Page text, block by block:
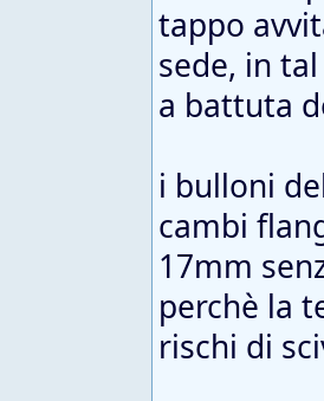
tappo
sede, in
a battuta
i bulloni
cambi
17mm
perchè la
rischi di